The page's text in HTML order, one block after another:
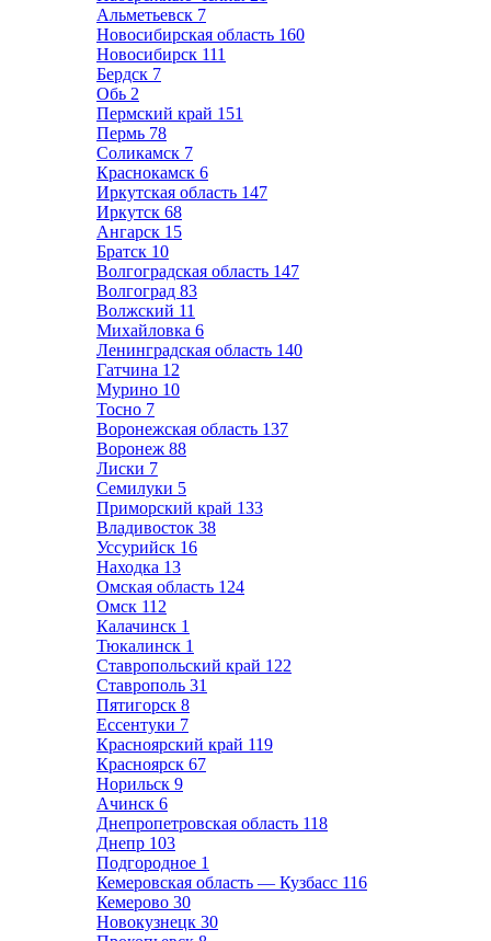
Альметьевск 7
Новосибирская область 160
Новосибирск 111
Бердск 7
Обь 2
Пермский край 151
Пермь 78
Соликамск 7
Краснокамск 6
Иркутская область 147
Иркутск 68
Ангарск 15
Братск 10
Волгоградская область 147
Волгоград 83
Волжский 11
Михайловка 6
Ленинградская область 140
Гатчина 12
Мурино 10
Тосно 7
Воронежская область 137
Воронеж 88
Лиски 7
Семилуки 5
Приморский край 133
Владивосток 38
Уссурийск 16
Находка 13
Омская область 124
Омск 112
Калачинск 1
Тюкалинск 1
Ставропольский край 122
Ставрополь 31
Пятигорск 8
Ессентуки 7
Красноярский край 119
Красноярск 67
Норильск 9
Ачинск 6
Днепропетровская область 118
Днепр 103
Подгородное 1
Кемеровская область — Кузбасс 116
Кемерово 30
Новокузнецк 30